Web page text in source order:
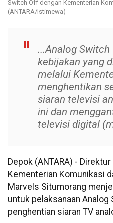
Switch Off dengan Kementerian
(ANTARA/Istimewa)
...Analog
kebijakan yang
melalui
menghentikan
siaran televisi
ini dan
televisi digital
Depok (ANTARA) -
Kementerian Komunikasi
Marvels Situmorang
untuk pelaksanaan
penghentian siaran TV